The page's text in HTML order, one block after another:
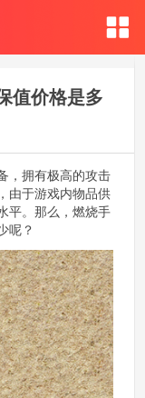
值价格是多
，拥有极高的攻击
由于游戏内物品供
平。那么，燃烧手
呢？